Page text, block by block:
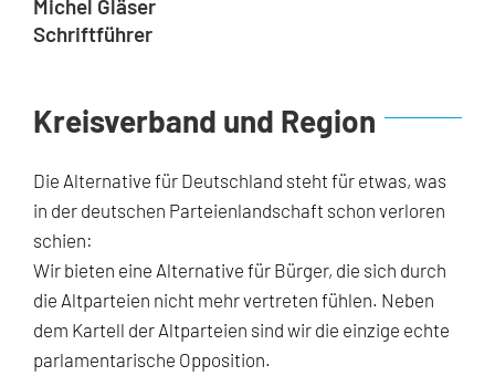
Michel Gläser
Schriftführer
Kreisverband und Region
Die Alternative für Deutschland steht für etwas, was
in der deutschen Parteienlandschaft schon verloren
schien:
Wir bieten eine Alternative für Bürger, die sich durch
die Altparteien nicht mehr vertreten fühlen. Neben
dem Kartell der Altparteien sind wir die einzige echte
parlamentarische Opposition.